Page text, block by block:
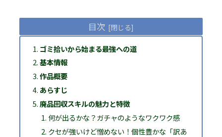
目次
ゴミ拾いから始まる最強への道
基本情報
作品概要
あらすじ
廃品回収スキルの魅力と特徴
何が出るかな？ガチャのようなワクワク感
クセが強いけど憎めない！個性豊かな「訳あ